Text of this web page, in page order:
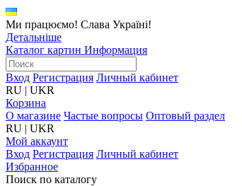
Ми працюємо! Слава Україні!
Детальніше
Каталог картин Информация
Вход Регистрация Личный кабинет
RU | UKR
Корзина
О магазине Частые вопросы Оптовый раздел
RU | UKR
Мой аккаунт
Вход Регистрация Личный кабинет
Избранное
Поиск по каталогу